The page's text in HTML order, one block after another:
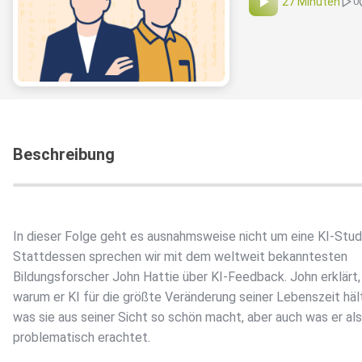
Beschreibung
In dieser Folge geht es ausnahmsweise nicht um eine KI-
Stattdessen sprechen wir mit dem weltweit bekanntesten
Bildungsforscher John Hattie über KI-Feedback. John erklärt,
warum er KI für die größte Veränderung seiner Lebenszeit
was sie aus seiner Sicht so schön macht, aber auch was er als
problematisch erachtet.